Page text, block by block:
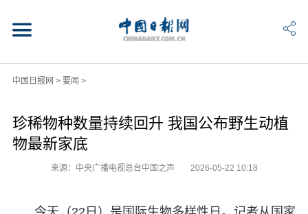
中国日报网 > 要闻 >
珍稀物种数量持续回升 我国公布野生动植
物最新家底
来源：中央广播电视总台中国之声 2026-05-22 10:18